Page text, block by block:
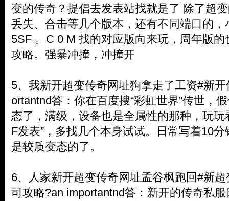
变的传奇？提倡去发表站找就是了 除了超
丢失、合击等几个版本，还有不同端口的
5SF 。C 0 M 找的对应版向来玩，周年版
攻略。强暴冲撞，冲撞开
5、我新开超变传奇网址狗拿走了工资#新
ortantnd答：你在百度搜“彩虹世界”传世，
态了，满级，设备也是全属性的那种，玩玩
F发表”，多找几个本身试试。日常写着10
是较质变态的了。
6、人家新开超变传奇网址孟谷枫跑回#新
司攻略?an importantnd答：新开的传奇私服